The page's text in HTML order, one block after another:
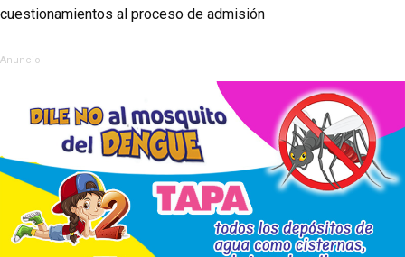
cuestionamientos al proceso de admisión
Anuncio